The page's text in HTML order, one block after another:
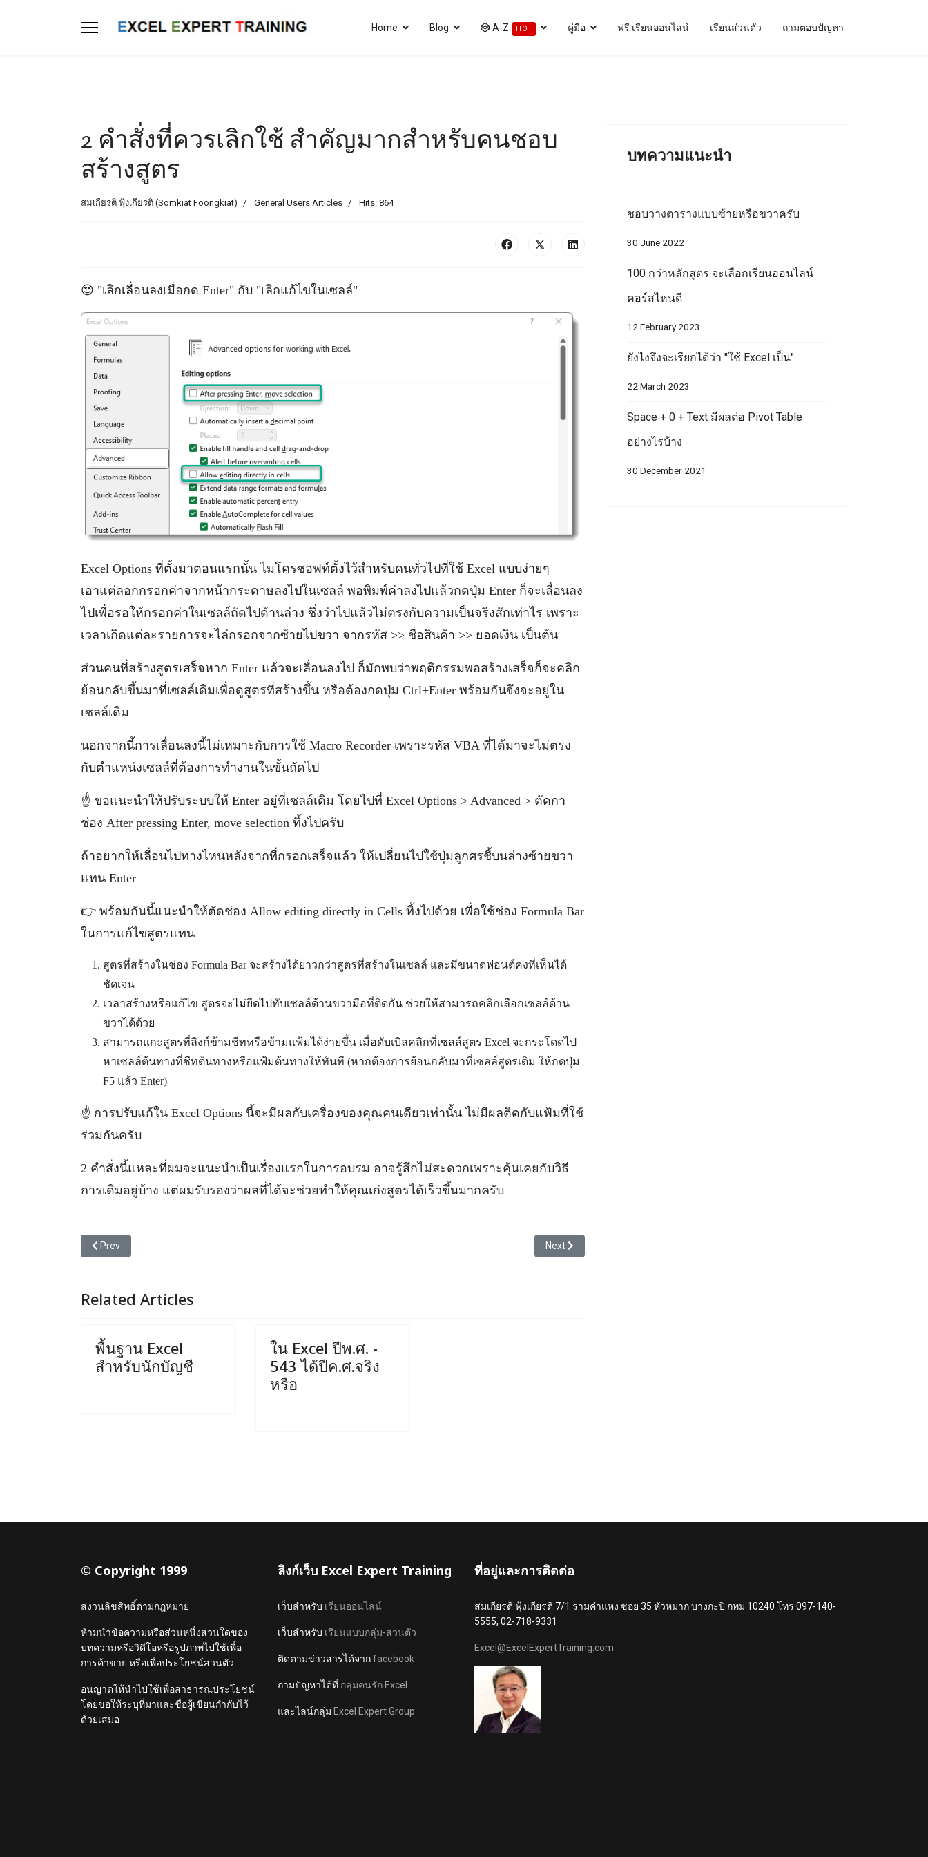
Home Blog A-Z HOT คู่มือ ฟรี เรียนออนไลน์ เรียนส่วนตัว ถามตอบปัญหา
2 คำสั่งที่ควรเลิกใช้ สำคัญมากสำหรับคนชอบ
สร้างสูตร
สมเกียรติ ฟุ้งเกียรติ (Somkiat Foongkiat) General Users Articles Hits: 864
😍 "เลิกเลื่อนลงเมื่อกด Enter" กับ "เลิกแก้ไขในเซลล์"
Excel Options ที่ตั้งมาตอนแรกนั้น ไมโครซอฟท์ตั้งไว้สำหรับคนทั่วไปที่ใช้ Excel แบบง่ายๆ
เอาแต่ลอกกรอกค่าจากหน้ากระดาษลงไปในเซลล์ พอพิมพ์ค่าลงไปแล้วกดปุ่ม Enter ก็จะเลื่อนลง
ไปเพื่อรอให้กรอกค่าในเซลล์ถัดไปด้านล่าง ซึ่งว่าไปแล้วไม่ตรงกับความเป็นจริงสักเท่าไร เพราะ
เวลาเกิดแต่ละรายการจะไล่กรอกจากซ้ายไปขวา จากรหัส >> ชื่อสินค้า >> ยอดเงิน เป็นต้น
ส่วนคนที่สร้างสูตรเสร็จหาก Enter แล้วจะเลื่อนลงไป ก็มักพบว่าพฤติกรรมพอสร้างเสร็จก็จะคลิก
ย้อนกลับขึ้นมาที่เซลล์เดิมเพื่อดูสูตรที่สร้างขึ้น หรือต้องกดปุ่ม Ctrl+Enter พร้อมกันจึงจะอยู่ใน
เซลล์เดิม
นอกจากนี้การเลื่อนลงนี้ไม่เหมาะกับการใช้ Macro Recorder เพราะรหัส VBA ที่ได้มาจะไม่ตรง
กับตำแหน่งเซลล์ที่ต้องการทำงานในขั้นถัดไป
☝️ ขอแนะนำให้ปรับระบบให้ Enter อยู่ที่เซลล์เดิม โดยไปที่ Excel Options > Advanced > ตัดกา
ช่อง After pressing Enter, move selection ทิ้งไปครับ
ถ้าอยากให้เลื่อนไปทางไหนหลังจากที่กรอกเสร็จแล้ว ให้เปลี่ยนไปใช้ปุ่มลูกศรชี้บนล่างซ้ายขวา
แทน Enter
👉 พร้อมกันนี้แนะนำให้ตัดช่อง Allow editing directly in Cells ทิ้งไปด้วย เพื่อใช้ช่อง Formula Bar
ในการแก้ไขสูตรแทน
สูตรที่สร้างในช่อง Formula Bar จะสร้างได้ยาวกว่าสูตรที่สร้างในเซลล์ และมีขนาดฟอนต์คงที่เห็นได้
ชัดเจน
เวลาสร้างหรือแก้ไข สูตรจะไม่ยืดไปทับเซลล์ด้านขวามือที่ติดกัน ช่วยให้สามารถคลิกเลือกเซลล์ด้าน
ขวาได้ด้วย
สามารถแกะสูตรที่ลิงก์ข้ามชีทหรือข้ามแฟ้มได้ง่ายขึ้น เมื่อดับเบิลคลิกที่เซลล์สูตร Excel จะกระโดดไป
หาเซลล์ต้นทางที่ชีทต้นทางหรือแฟ้มต้นทางให้ทันที (หากต้องการย้อนกลับมาที่เซลล์สูตรเดิม ให้กดปุ่ม
F5 แล้ว Enter)
☝️ การปรับแก้ใน Excel Options นี้จะมีผลกับเครื่องของคุณคนเดียวเท่านั้น ไม่มีผลติดกับแฟ้มที่ใช้
ร่วมกันครับ
2 คำสั่งนี้แหละที่ผมจะแนะนำเป็นเรื่องแรกในการอบรม อาจรู้สึกไม่สะดวกเพราะคุ้นเคยกับวิธี
การเดิมอยู่บ้าง แต่ผมรับรองว่าผลที่ได้จะช่วยทำให้คุณเก่งสูตรได้เร็วขึ้นมากครับ
Previous article: นอกจาก Merge Cells แล้ว มีคำสั่งบนเมนูอะไรอีกบ้างครับที่ไม่ควรใช้
Prev Next article: ใช้ VLookup แล้วเบื่อนับเลขที่ column ไหมครับ ใช้สูตรนับแทนดีกว่า
Next
Related Articles
พื้นฐาน Excel
สำหรับนักบัญชี
ใน Excel ปีพ.ศ. -
543 ได้ปีค.ศ.จริง
หรือ
บทความแนะนำ
ชอบวางตารางแบบซ้ายหรือขวาครับ
30 June 2022
100 กว่าหลักสูตร จะเลือกเรียนออนไลน์
คอร์สไหนดี
12 February 2023
ยังไงจึงจะเรียกได้ว่า "ใช้ Excel เป็น"
22 March 2023
Space + 0 + Text มีผลต่อ Pivot Table
อย่างไรบ้าง
30 December 2021
© Copyright 1999
สงวนลิขสิทธิ์ตามกฎหมาย
ห้ามนำข้อความหรือส่วนหนึ่งส่วนใดของ
บทความหรือวิดีโอหรือรูปภาพไปใช้เพื่อ
การค้าขาย หรือเพื่อประโยชน์ส่วนตัว
อนญาตให้นำไปใช้เพื่อสาธารณประโยชน์
โดยขอให้ระบุที่มาและชื่อผู้เขียนกำกับไว้
ด้วยเสมอ
ลิงก์เว็บ Excel Expert Training
เว็บสำหรับ เรียนออนไลน์
เว็บสำหรับ เรียนแบบกลุ่ม-ส่วนตัว
ติดตามข่าวสารได้จากfacebook
ถามปัญหาได้ที่ กลุ่มคนรัก Excel
และไลน์กลุ่ม Excel Expert Group
ที่อยู่และการติดต่อ
สมเกียรติ ฟุ้งเกียรติ 7/1 รามคำแหง ซอย 35 หัวหมาก บางกะปิ กทม 10240 โทร 097-140-
5555, 02-718-9331
Excel@ExcelExpertTraining.com